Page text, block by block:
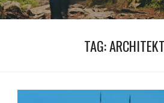
TAG: